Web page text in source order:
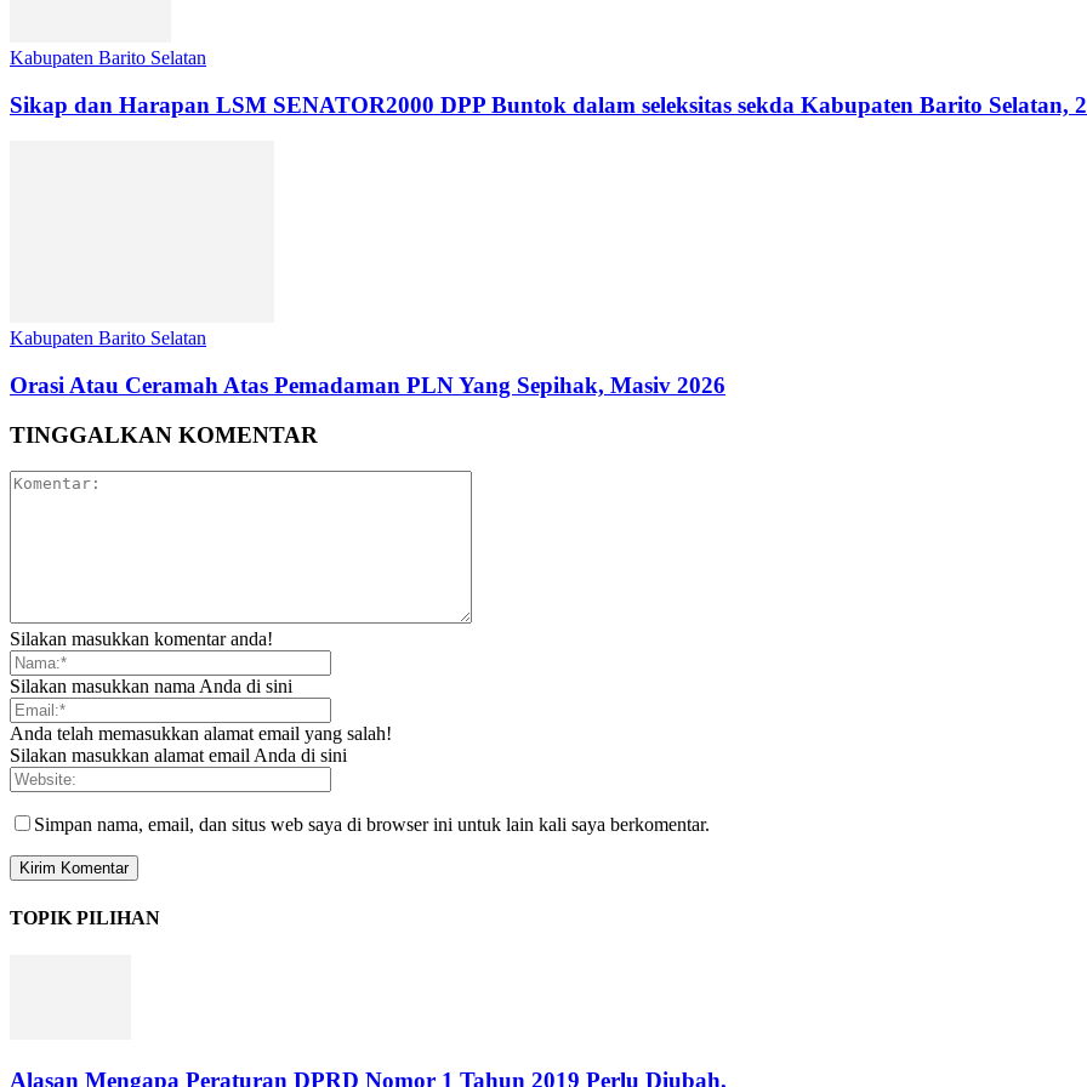
Kabupaten Barito Selatan
Sikap dan Harapan LSM SENATOR2000 DPP Buntok dalam seleksitas sekda Kabupaten Barito Selatan,
Kabupaten Barito Selatan
Orasi Atau Ceramah Atas Pemadaman PLN Yang Sepihak, Masiv 2026
TINGGALKAN KOMENTAR
Silakan masukkan komentar anda!
Silakan masukkan nama Anda di sini
Anda telah memasukkan alamat email yang salah!
Silakan masukkan alamat email Anda di sini
Simpan nama, email, dan situs web saya di browser ini untuk lain kali saya berkomentar.
TOPIK PILIHAN
Alasan Mengapa Peraturan DPRD Nomor 1 Tahun 2019 Perlu Diubah.